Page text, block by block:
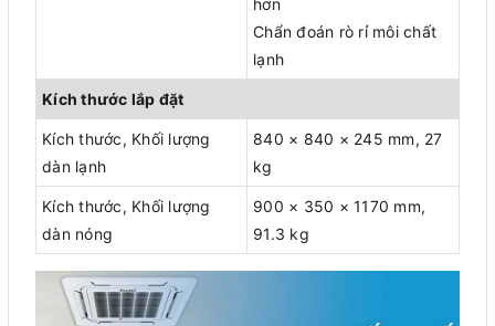
hơn
Chẩn đoán rò rỉ môi chất
lạnh
Kích thước lắp đặt
Kích thước, Khối lượng
dàn lạnh
840 × 840 × 245 mm, 27
kg
Kích thước, Khối lượng
dàn nóng
900 × 350 × 1170 mm,
91.3 kg